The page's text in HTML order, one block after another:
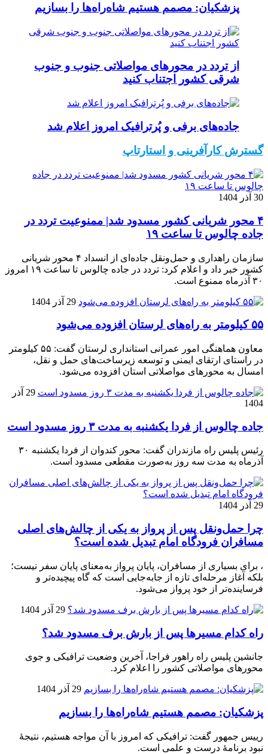
پزشکیان: مصمم هستیم شاه‌راه‌ها را بسازیم
از تردد در محورهای مواصلاتی جنوب و جنوب
شرقی کشور اجتناب کنید
جاده‌های برفی و پُرترافیک امروز اعلام شد
گسترش کارآفرینی و استارتاپ
30 آذر 1404
۴ محور شریانی کشور مسدود شد| ممنوعیت تردد در
جاده چالوس تا ساعت ۱۹
سازمان راهداری و حمل‌ونقل جاده‌ای از انسداد ۴ محور شریانی
کشور خبر داد و اعلام کرد: تردد در جاده چالوس تا ساعت ۱۹ امروز
۳۰ آذرماه ممنوع است.
29 آذر 1404
۵۵ کیلومتر به راه‌های لرستان افزوده می‌شود
معاون هماهنگی امور عمرانی استانداری لرستان گفت: ۵۵ کیلومتر
در راستای ارتقای ایمنی و توسعه زیرساخت‌های حمل و نقل،
امسال به محورهای مواصلاتی استان افزوده می‌شود.
29 آذر
1404
جاده چالوس از فردا یکشنبه به مدت ۳ روز مسدود است
رئیس پلیس راه مازندران گفت: محور کندوان از فردا یکشنبه ۳۰
آذرماه به مدت سه روز به‌صورت مقطعی مسدود است.
29 آذر 1404
چرا حمل‌ونقل پس از پرواز به یکی از چالش‌های اصلی
مسافران فرودگاه امام تبدیل شده است؟
، برای بسیاری از مسافران، پایان پرواز به‌معنای پایان سفر نیست؛
بلکه آغاز مرحله‌ای تازه از جابه‌جایی است که گاه پیچیده‌تر و
فرساینده‌تر از خود پرواز می‌شود.
29 آذر 1404
راه کدام مسیرها پس از بارش برف مسدود شد؟
جانشین پلیس راه راهور فراجا، آخرین وضعیت ترافیکی و جوی
محورهای مواصلاتی کشور را اعلام کرد.
29 آذر 1404
پزشکیان: مصمم هستیم شاه‌راه‌ها را بسازیم
رییس جمهور گفت: ترافیکی که امروز با آن مواجه هستیم، نتیجۀ
نبود برنامۀ درست و علمی است.